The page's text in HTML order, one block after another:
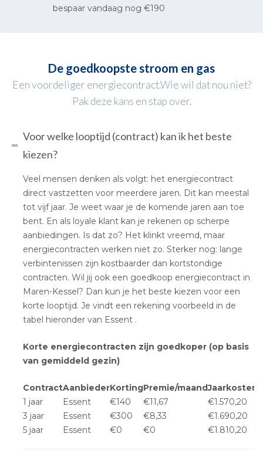
bespaar vandaag nog €190
De goedkoopste stroom en gas
Een voordeliger energiecontract.Wie wil dat nou niet?
Pak deze kans en stap over.
Voor welke looptijd (contract) kan ik het beste
kiezen?
Veel mensen denken als volgt: het energiecontract
direct vastzetten voor meerdere jaren. Dit kan meestal
tot vijf jaar. Je weet waar je de komende jaren aan toe
bent. En als loyale klant kan je rekenen op scherpe
aanbiedingen. Is dat zo? Het klinkt vreemd, maar
energiecontracten werken niet zo. Sterker nog: lange
verbintenissen zijn kostbaarder dan kortstondige
contracten. Wil jij ook een goedkoop energiecontract in
Maren-Kessel? Dan kun je het beste kiezen voor een
korte looptijd. Je vindt een rekening voorbeeld in de
tabel hieronder van Essent .
Korte energiecontracten zijn goedkoper (op basis
van gemiddeld gezin)
ContractAanbiederKortingPremie/maandJaarkosten
1 jaar
Essent €140 €11,67
€1.570,20
3 jaar
Essent €300 €8,33
€1.690,20
5 jaar
Essent €0 €0 €1.810,20